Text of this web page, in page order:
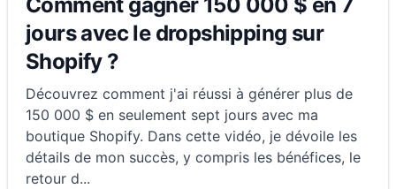
jours avec le dropshipping sur
Shopify ?
Découvrez comment j'ai réussi à générer plus de
150 000 $ en seulement sept jours avec ma
boutique Shopify. Dans cette vidéo, je dévoile les
détails de mon succès, y compris les bénéfices, le
retour d...